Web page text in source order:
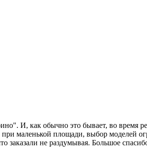
как обычно это бывает, во время
маленькой площади, выбор моделей
заказали не раздумывая. Большое